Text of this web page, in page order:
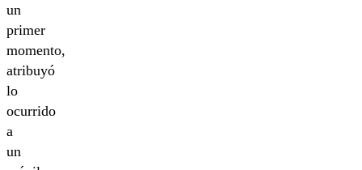
un
primer
momento,
atribuyó
lo
ocurrido
a
un